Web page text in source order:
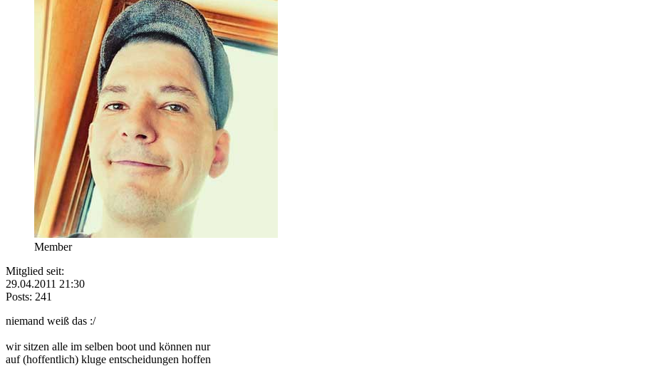
Member
Mitglied seit:
29.04.2011 21:30
Posts: 241
niemand weiß das :/
wir sitzen alle im selben boot und können nur
auf (hoffentlich) kluge entscheidungen hoffen